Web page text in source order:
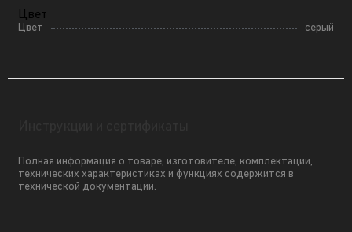
Цвет
Цвет серый
Полная информация о товаре, изготовителе, комплектации,
технических характеристиках и функциях содержится в
технической документации.